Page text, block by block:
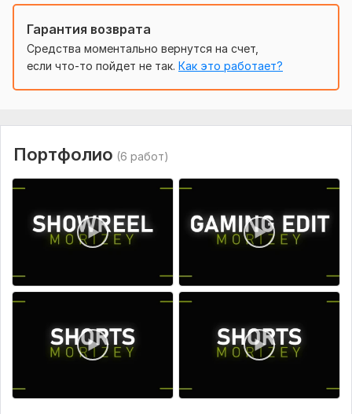
Бесплатный пробный фрагмент:
секунд вашего видео бесплатно, чтобы вы
убедились в качестве.
Цена ниже рынка:У конкурентов аналогичные услуги
Экономия времени:Вы получите готовый ролик уже
через 48 часов.
Вы отправляете мне материалы (видео, аудио, логотипы).
Я уточняю ваши пожелания и приступаю к работе.
Вы получаете готовый ролик в течение 48 часов.
При необходимости вношу правки до полного
Монтаж
Гарантия возврата
Средства моментально вернутся на счет,
если что-то пойдет не так. Как это работает?
Портфолио (6 работ)